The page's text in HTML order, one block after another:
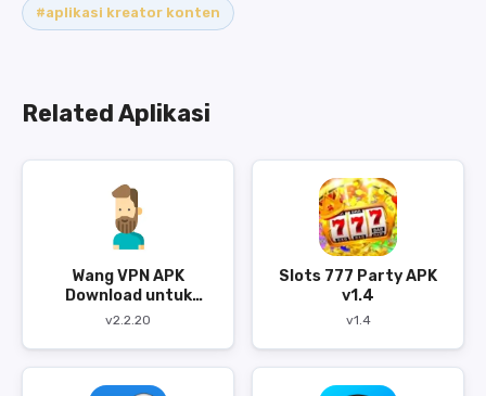
#aplikasi kreator konten
Related Aplikasi
Wang VPN APK
Download untuk
Android
v2.2.20
Slots 777 Party APK
v1.4
v1.4